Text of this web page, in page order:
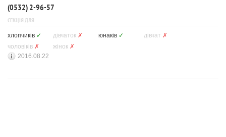
(0532) 2-96-57
СЕКЦІЯ ДЛЯ
хлопчиків ✓ дівчаток ✗ юнаків ✓ дівчат ✗
чоловіків ✗ жінок ✗
2016.08.22